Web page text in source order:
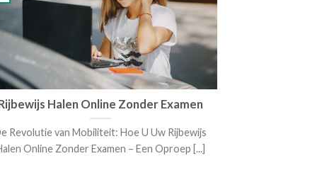
Halen Online Zonder Examen
Revolutie van Mobiliteit: Hoe U Uw Rijbewijs
Online Zonder Examen – Een Oproep [...]